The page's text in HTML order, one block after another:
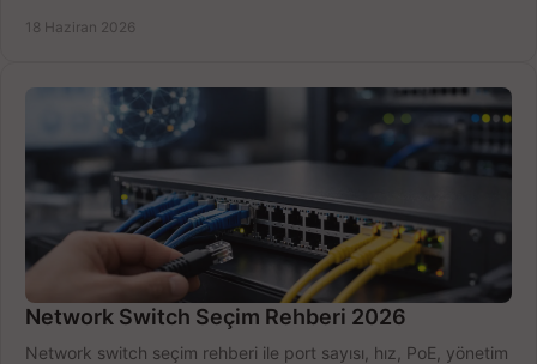
18 Haziran 2026
Network Switch Seçim Rehberi 2026
Network switch seçim rehberi ile port sayısı, hız, PoE, yönetim